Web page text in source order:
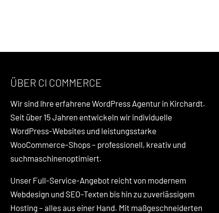
ÜBER CI COMMERCE
Wir sind Ihre erfahrene WordPress Agentur in Kirchardt.
Seit über 15 Jahren entwickeln wir individuelle
WordPress-Websites und leistungsstarke
WooCommerce-Shops – professionell, kreativ und
suchmaschinenoptimiert.
Unser Full-Service-Angebot reicht von modernem
Webdesign und SEO-Texten bis hin zu zuverlässigem
Hosting – alles aus einer Hand. Mit maßgeschneiderten